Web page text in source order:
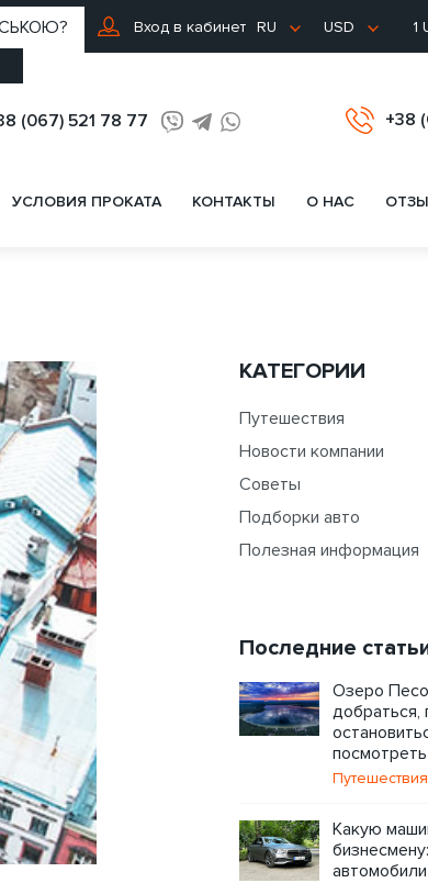
Вход в кабинет RU USD 1
(067) 521 78 77 +38
УСЛОВИЯ ПРОКАТА КОНТАКТЫ О НАС
КАТЕГОРИИ
Путешествия
Новости компании
Советы
Подборки авто
Полезная информация
Последние
Озеро
добраться,
посмотреть
Путешествия
Какую